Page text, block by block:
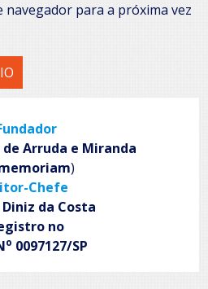
navegador para a próxima vez
de Arruda e Miranda
)
Chefe
da Costa
no
o 0097127/SP